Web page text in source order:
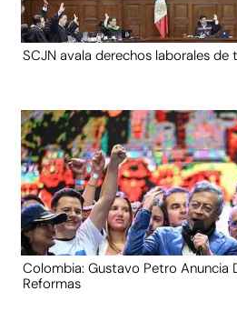
SCJN avala derechos laborales
Colombia: Gustavo Petro Anuncia
Reformas